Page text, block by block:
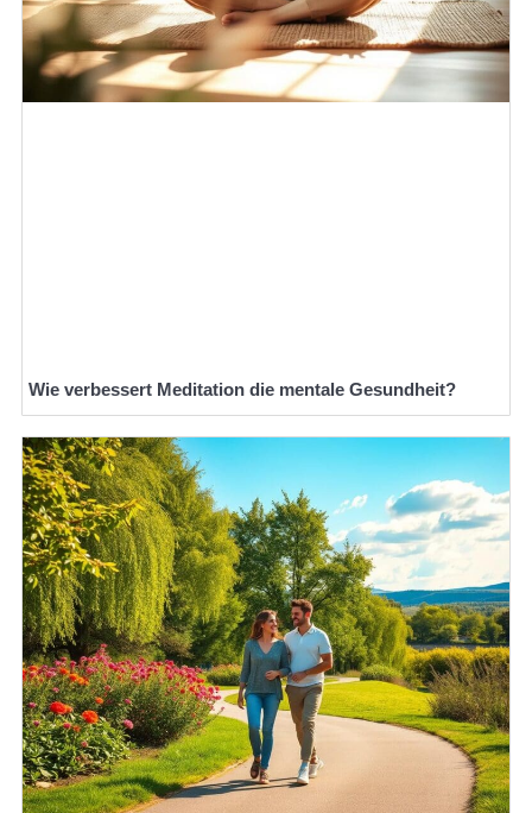
Wie verbessert Meditation die mentale Gesundheit?